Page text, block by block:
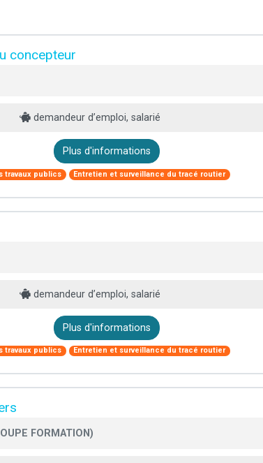
concepteur
demandeur d’emploi, salarié
Plus d'informations
travaux publics Entretien et surveillance du tracé routier
demandeur d’emploi, salarié
Plus d'informations
travaux publics Entretien et surveillance du tracé routier
FORMATION)